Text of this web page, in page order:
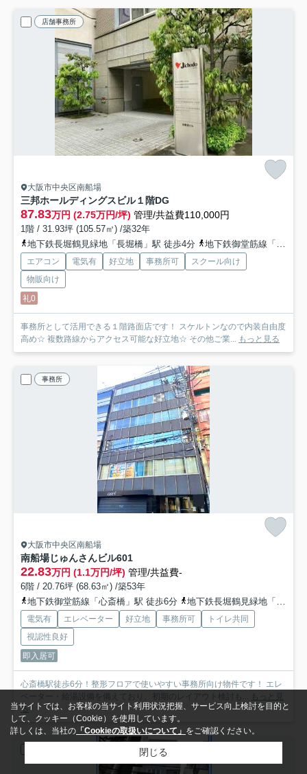
店舗事務所
大阪市中央区南船場
三邦ホールディングスビル１階DG
87.83万円 (2.75万円/坪) 管理/共益費110,000円
1階 / 31.93坪 (105.57㎡) /築32年
地下鉄長堀鶴見緑地「長堀橋」駅 徒歩4分
地下鉄御堂筋線「心斎橋」駅 徒歩7分
エアコン 電気有 好立地 事務所可
スクール向け
物販向け
礼0
事務所として活用できる１階路面店です！ スケルトンなので内装自由度
高め☆ 複数路線からアクセス可能な好立地☆ その他ご業... もっと見る
事務所
大阪市中央区南船場
南船場じゅんさんビル601
22.83万円 (1.1万円/坪) 管理/共益費-
6階 / 20.76坪 (68.63㎡) /築53年
地下鉄御堂筋線「心斎橋」駅 徒歩6分
地下鉄長堀鶴見緑地「長堀橋」駅 徒歩10分
電気有 エレベーター 好立地 事務所可
トイレ共同
視認性良好
即入居可
心斎橋駅徒歩6分！整形フロアで使いやすい事務所向け物件です！ エレ
ベーター・給湯設備を備えており、初期のレイアウト検討も... もっと見
る
当サイトでは、お客様の当サイト利用状況把握、サービス向上検討を目的と
して、クッキー（Cookie）を使用しています。
詳しくは、当社の 「Cookieの取扱いについて」 をご確認ください。
閉じる